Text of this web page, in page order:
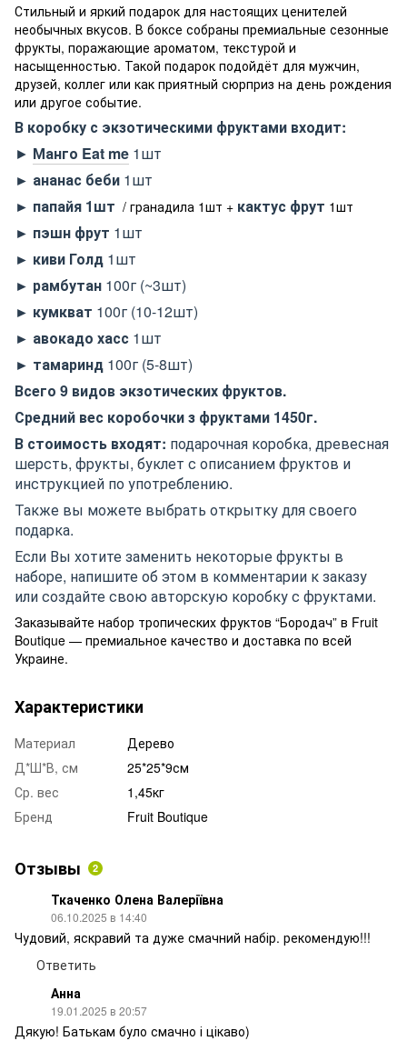
Стильный и яркий подарок для настоящих ценителей
необычных вкусов. В боксе собраны премиальные сезонные
фрукты, поражающие ароматом, текстурой и
насыщенностью. Такой подарок подойдёт для мужчин,
друзей, коллег или как приятный сюрприз на день рождения
или другое событие.
В коробку с экзотическими фруктами входит:
► Манго Eat me 1шт
► ананас беби 1шт
► папайя 1шт / гранадила 1шт + кактус фрут 1шт
► пэшн ​​фрут 1шт
► киви Голд 1шт
► рамбутан 100г (~3шт)
► кумкват 100г (10-12шт)
► авокадо хасс 1шт
► тамаринд 100г (5-8шт)
Всего 9 видов экзотических фруктов.
Средний вес коробочки з фруктами 1450г.
В стоимость входят: подарочная коробка, древесная
шерсть, фрукты, буклет с описанием фруктов и
инструкцией по употреблению.
Также вы можете выбрать открытку для своего
подарка.
Если Вы хотите заменить некоторые фрукты в
наборе, напишите об этом в комментарии к заказу
или создайте свою авторскую коробку с фруктами.
Заказывайте набор тропических фруктов “Бородач” в Fruit
Boutique — премиальное качество и доставка по всей
Украине.
Характеристики
Материал
Дерево
Д*Ш*В, см
25*25*9см
Ср. вес
1,45кг
Бренд
Fruit Boutique
Отзывы 2
Ткаченко Олена Валеріївна
06.10.2025 в 14:40
Чудовий, яскравий та дуже смачний набір. рекомендую!!!
Ответить
Анна
19.01.2025 в 20:57
Дякую! Батькам було смачно і цікаво)